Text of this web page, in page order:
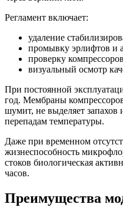
Регламент включает:
удаление
промывку эрлифтов и
проверку
визуальный осмотр
При постоянной
год. Мембраны
шумит, не выделяет запахов
перепадам температуры.
Даже при временном
жизнеспособность
стоков биологическая
часов.
Преимущества